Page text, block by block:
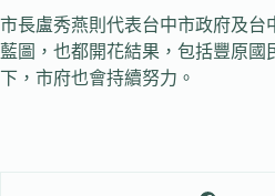
市長盧秀燕則代表台中市政府及台
藍圖，也都開花結果，包括豐原
下，市府也會持續努力。